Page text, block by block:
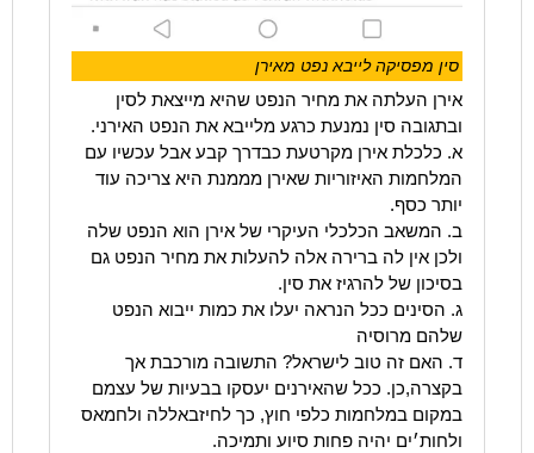
סין מפסיקה לייבא נפט מאירן
אירן העלתה את מחיר הנפט שהיא מייצאת לסין
ובתגובה סין נמנעת כרגע מלייבא את הנפט האירני.
א. כלכלת אירן מקרטעת כבדרך קבע אבל עכשיו עם
המלחמות האיזוריות שאירן מממנת היא צריכה עוד
יותר כסף.
ב. המשאב הכלכלי העיקרי של אירן הוא הנפט שלה
ולכן אין לה ברירה אלה להעלות את מחיר הנפט גם
בסיכון של להרגיז את סין.
ג. הסינים ככל הנראה יעלו את כמות ייבוא הנפט
שלהם מרוסיה
ד. האם זה טוב לישראל? התשובה מורכבת אך
בקצרה,כן. ככל שהאירנים יעסקו בבעיות של עצמם
במקום במלחמות כלפי חוץ, כך לחיזבאללה ולחמאס
ולחות׳ים יהיה פחות סיוע ותמיכה.